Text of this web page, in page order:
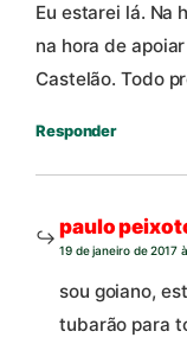
Eu estarei lá. Na
na hora de
Castelão. Todo
Responder
paulo
19 de janeiro de 2017
sou goiano,
tubarão para